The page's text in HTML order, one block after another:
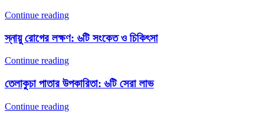
Continue reading
স্নায়ু রোগের লক্ষণ: ৬টি সংকেত ও চিকিৎসা
Continue reading
তেলাকুচা পাতার উপকারিতা: ৬টি সেরা লাভ
Continue reading